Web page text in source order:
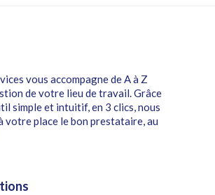
vous accompagne de A à Z
de votre lieu de travail. Grâce
simple et intuitif, en 3 clics, nous
votre place le bon prestataire, au